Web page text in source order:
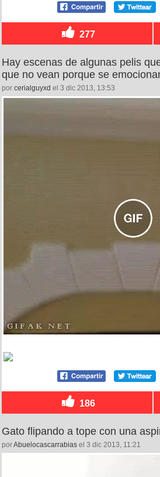
277
Hay escenas de algunas pelis
que no vean porque se
por cerialguyxd el 3 dic 2013, 13:53
186
Gato flipando a tope con una
porAbuelocascarrabias el 3 dic 2013, 11:21